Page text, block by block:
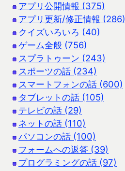
アプリ公開情報 (375)
アプリ更新/修正情報 (286)
クイズいろいろ (40)
ゲーム全般 (756)
スプラトゥーン (243)
スポーツの話 (234)
スマートフォンの話 (600)
タブレットの話 (105)
テレビの話 (29)
ネットの話 (110)
パソコンの話 (100)
フォームへの返答 (39)
プログラミングの話 (97)